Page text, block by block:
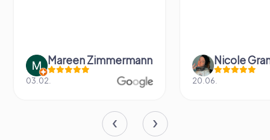
Mareen Zimmermann
03.02.
Nicole
20.06.